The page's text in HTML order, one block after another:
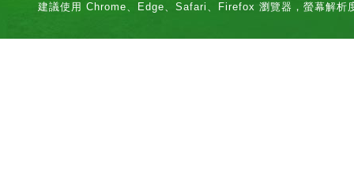
建議使用 Chrome、Edge、Safari、Firefox 瀏覽器，螢幕解